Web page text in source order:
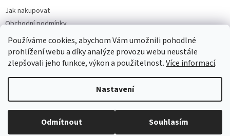
Používáme cookies, abychom Vám umožnili pohodlné
prohlížení webu a díky analýze provozu webu neustále
zlepšovali jeho funkce, výkon a použitelnost.Více informací.
Nastavení
Odmítnout Souhlasím
Jak nakupovat
Obchodní podmínky
Podmínky ochrany osobních údajů
Copyright 2026www.GELIS.cz. Všechna práva vyhrazena.Upravit